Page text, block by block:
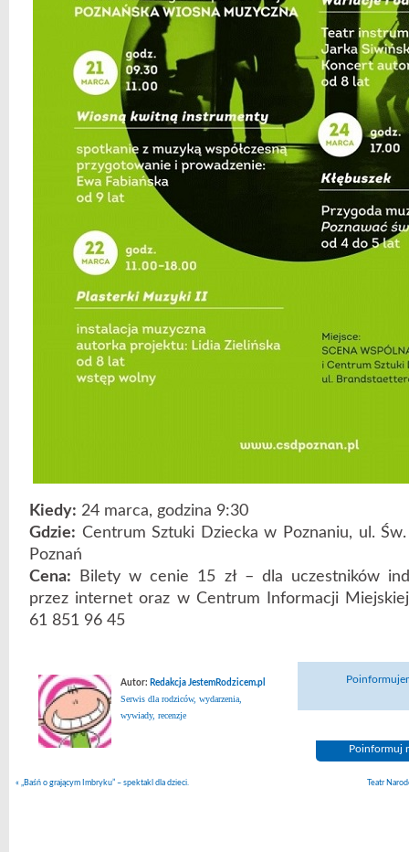
Kiedy: 24 marca, godzina 9:30
Gdzie: Centrum Sztuki Dziecka w Poznaniu, ul.
Poznań
Cena: Bilety w cenie 15 zł – dla uczestników
przez internet oraz w Centrum Informacji
61 851 96 45
Autor: Redakcja JestemRodzicem.pl
Serwis dla rodziców, wydarzenia,
wywiady, recenzje
Poinformuj
« „Baśń o grającym Imbryku” – spektakl dla dzieci. Teatr